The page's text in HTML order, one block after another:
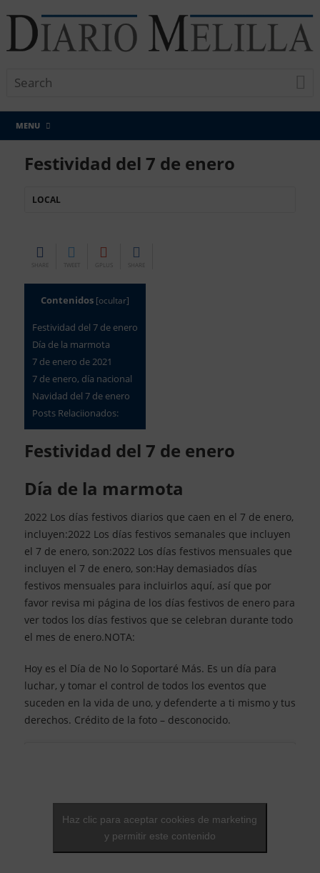
MENU
Festividad del 7 de enero
LOCAL
SHARE TWEET SHARE
Contenidos [ocultar]
Festividad del 7 de enero
Día de la marmota
7 de enero de 2021
7 de enero, día nacional
Navidad del 7 de enero
Posts Relaciionados:
Festividad del 7 de enero
Día de la marmota
2022 Los días festivos diarios que caen en el 7 de enero,
incluyen:2022 Los días festivos semanales que incluyen
el 7 de enero, son:2022 Los días festivos mensuales que
incluyen el 7 de enero, son:Hay demasiados días
festivos mensuales para incluirlos aquí, así que por
favor revisa mi página de los días festivos de enero para
ver todos los días festivos que se celebran durante todo
el mes de enero.NOTA:
Hoy es el Día de No lo Soportaré Más. Es un día para
luchar, y tomar el control de todos los eventos que
suceden en la vida de uno, y defenderte a ti mismo y tus
derechos. Crédito de la foto – desconocido.
Haz clic para aceptar cookies de marketing
y permitir este contenido